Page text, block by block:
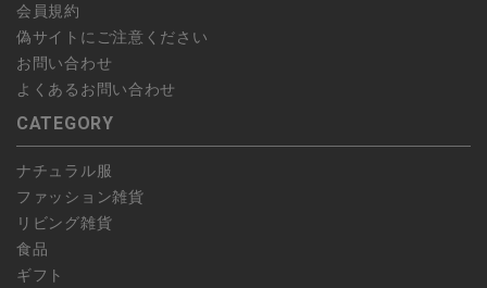
会員規約
偽サイトにご注意ください
お問い合わせ
よくあるお問い合わせ
CATEGORY
ナチュラル服
ファッション雑貨
リビング雑貨
食品
ギフト